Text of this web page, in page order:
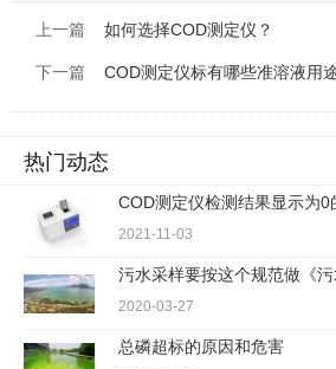
上一篇 如何选择COD测定仪？
下一篇 COD测定仪标有哪些准溶液用
热门动态
COD测定仪检测结果显示为0
2021-11-03
污水采样要按这个规范做《污
2020-03-27
总磷超标的原因和危害